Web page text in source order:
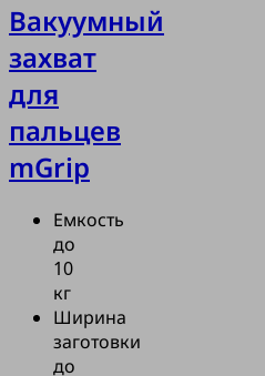
Вакуумный
захват
для
пальцев
mGrip
Емкость
до
10
кг
Ширина
заготовки
до